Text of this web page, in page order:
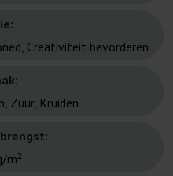
Creativiteit bevorderen
Zuur, Kruiden
m²